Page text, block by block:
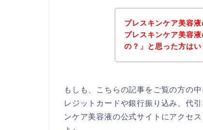
プレスキンケア美容
プレスキンケア美容
の？」と思った方はい
もしも、こちらの記事をご覧の方の
レジットカードや銀行振り込み、代
ンケア美容液の公式サイトにアクセ